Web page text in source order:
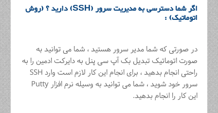
اگر شما دسترسی به مدیریت سرور (SSH) دارید ؟ (روش
اتوماتیک) :
در صورتی که شما مدیر سرور هستید ، شما می توانید به
صورت اتوماتیک تبدیل بک آپ سی پنل به دایرکت ادمین را به
راحتی انجام بدهید ، برای انجام این کار لازم است وارد SSH
سرور خود شوید ، شما می توانید به وسیله نرم افزار Putty
این کار را انجام بدهید.